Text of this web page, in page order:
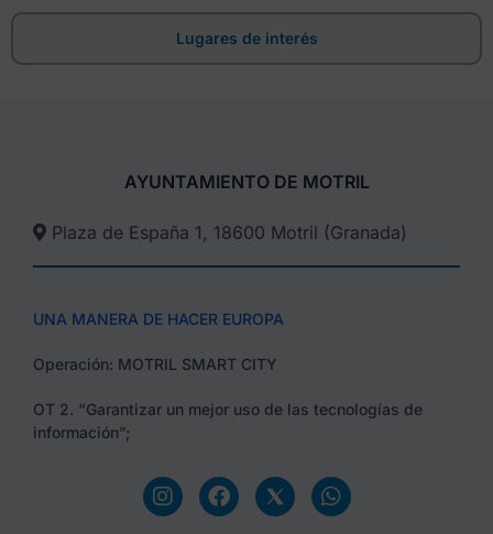
Lugares de interés
AYUNTAMIENTO DE MOTRIL
Plaza de España 1, 18600 Motril (Granada)​
UNA MANERA DE HACER EUROPA
Operación: MOTRIL SMART CITY
OT 2. “Garantizar un mejor uso de las tecnologías de
información”;